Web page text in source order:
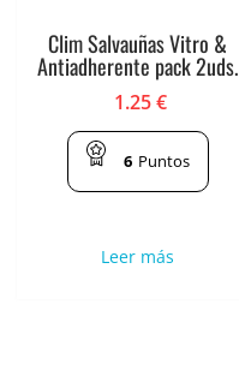
Clim Salvauñas Vitro &
Antiadherente pack 2uds.
1.25€
6 Puntos
Leer más